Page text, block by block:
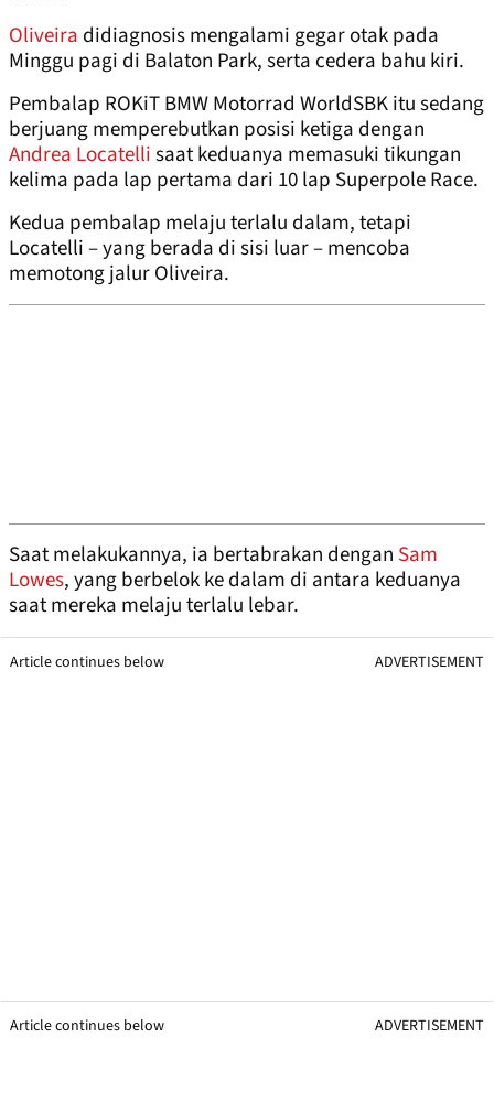
Oliveira didiagnosis mengalami gegar otak pada
Minggu pagi di Balaton Park, serta cedera bahu kiri.
Pembalap ROKiT BMW Motorrad WorldSBK itu sedang
berjuang memperebutkan posisi ketiga dengan
Andrea Locatellisaat keduanya memasuki tikungan
kelima pada lap pertama dari 10 lap Superpole Race.
Kedua pembalap melaju terlalu dalam, tetapi
Locatelli – yang berada di sisi luar – mencoba
memotong jalur Oliveira.
Saat melakukannya, ia bertabrakan dengan Sam
Lowes, yang berbelok ke dalam di antara keduanya
saat mereka melaju terlalu lebar.
Article continues below ADVERTISEMENT
Article continues below ADVERTISEMENT